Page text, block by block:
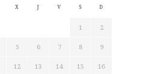
X J V S D
1 2
5 6 7 8 9
12 13 14 15 16